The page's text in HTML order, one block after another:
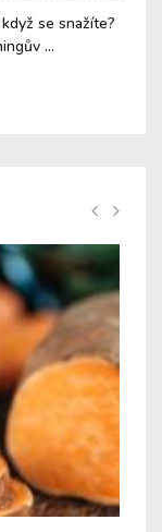
se snažíte?
...